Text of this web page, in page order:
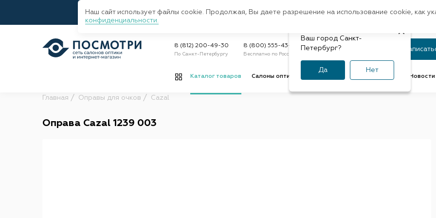
Регион:Санкт-Петербург Быстрая
8 (812) 200-49-30
По Санкт-Петербургу
8 (800) 555-43-47
Бесплатно по России
Статус заказа
Каталог товаров Салоны оптики Новости
Главная Оправы для очков Cazal
Оправа Cazal 1239 003
Ваш город Санкт-
Петербург?
Да Нет
Наш сайт использует файлы cookie. Продолжая, Вы даете разрешение на использование cookie, как
конфиденциальности.